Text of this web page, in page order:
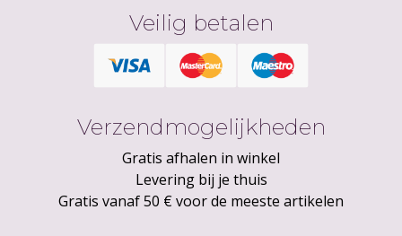
Veilig betalen
Verzendmogelijkheden
Gratis afhalen in winkel
Levering bij je thuis
Gratis vanaf 50 € voor de meeste artikelen